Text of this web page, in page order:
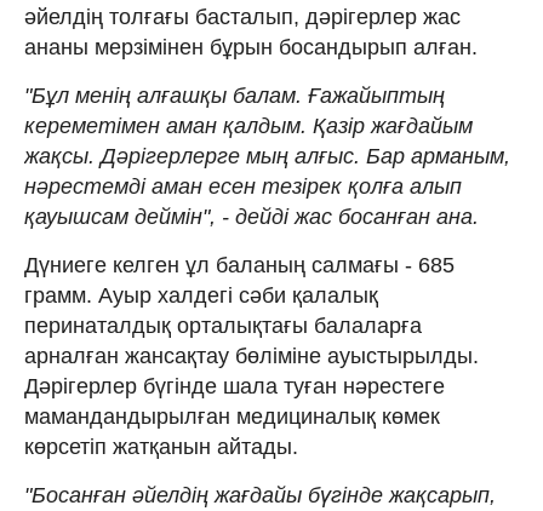
әйелдің толғағы басталып, дәрігерлер жас
ананы мерзімінен бұрын босандырып алған.
"Бұл менің алғашқы балам. Ғажайыптың
кереметімен аман қалдым. Қазір жағдайым
жақсы. Дәрігерлерге мың алғыс. Бар арманым,
нәрестемді аман есен тезірек қолға алып
қауышсам деймін", - дейді жас босанған ана.
Дүниеге келген ұл баланың салмағы - 685
грамм. Ауыр халдегі сәби қалалық
перинаталдық орталықтағы балаларға
арналған жансақтау бөліміне ауыстырылды.
Дәрігерлер бүгінде шала туған нәрестеге
мамандандырылған медициналық көмек
көрсетіп жатқанын айтады.
"Босанған әйелдің жағдайы бүгінде жақсарып,